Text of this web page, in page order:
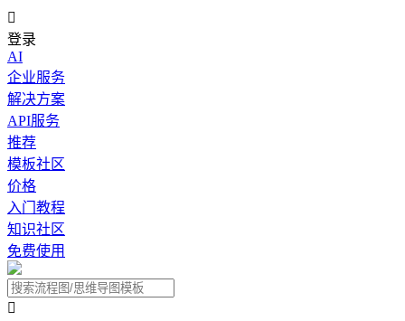

登录
AI
企业服务
解决方案
API服务
推荐
模板社区
价格
入门教程
知识社区
免费使用
